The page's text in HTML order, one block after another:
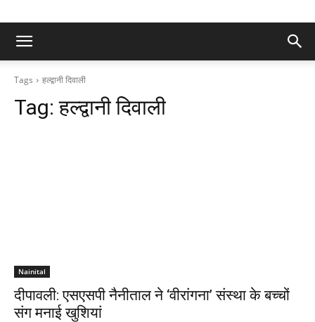
Tags हल्द्वानी दिवाली
Tag:हल्द्वानी दिवाली
Nainital
दीपावली: एसएसपी नैनीताल ने ‘वीरांगना’ संस्था के बच्चों
संग मनाई खुशियां